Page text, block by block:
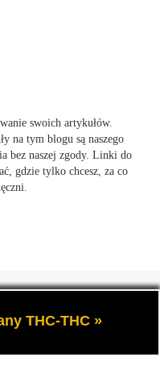
swoich artykułów.
na tym blogu są naszego
bez naszej zgody. Linki do
gdzie tylko chcesz, za co
na temat uprawy
tylko.
THC-THC »